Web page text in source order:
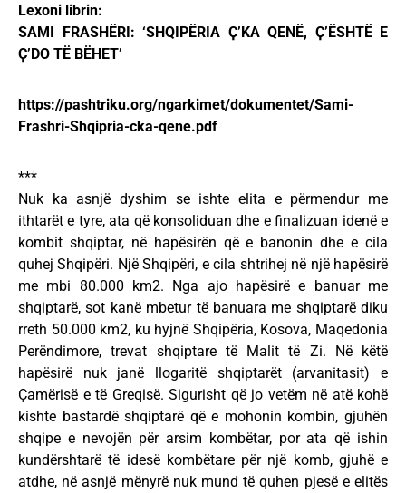
Lexoni librin:
SAMI FRASHËRI: ‘SHQIPËRIA Ҫ’KA QENË, Ҫ’ËSHTË E
Ҫ’DO TË BËHET’
https://pashtriku.org/ngarkimet/dokumentet/Sami-
Frashri-Shqipria-cka-qene.pdf
***
Nuk ka asnjë dyshim se ishte elita e përmendur me
ithtarët e tyre, ata që konsoliduan dhe e finalizuan idenë e
kombit shqiptar, në hapësirën që e banonin dhe e cila
quhej Shqipëri. Një Shqipëri, e cila shtrihej në një hapësirë
me mbi 80.000 km2. Nga ajo hapësirë e banuar me
shqiptarë, sot kanë mbetur të banuara me shqiptarë diku
rreth 50.000 km2, ku hyjnë Shqipëria, Kosova, Maqedonia
Perëndimore, trevat shqiptare të Malit të Zi. Në këtë
hapësirë nuk janë llogaritë shqiptarët (arvanitasit) e
Çamërisë e të Greqisë. Sigurisht që jo vetëm në atë kohë
kishte bastardë shqiptarë që e mohonin kombin, gjuhën
shqipe e nevojën për arsim kombëtar, por ata që ishin
kundërshtarë të idesë kombëtare për një komb, gjuhë e
atdhe, në asnjë mënyrë nuk mund të quhen pjesë e elitës